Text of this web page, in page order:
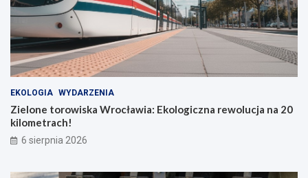
EKOLOGIA WYDARZENIA
Zielone torowiska Wrocławia: Ekologiczna rewolucja na 20
kilometrach!
6 sierpnia 2026